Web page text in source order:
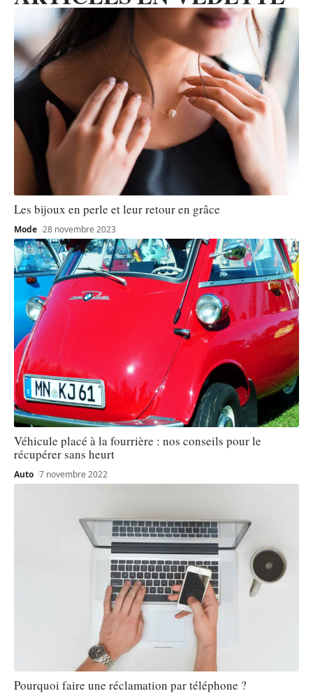
Les bijoux en perle et leur retour en grâce
Mode 28 novembre 2023
Véhicule placé à la fourrière : nos conseils pour le
récupérer sans heurt
Auto 7 novembre 2022
Pourquoi faire une réclamation par téléphone ?